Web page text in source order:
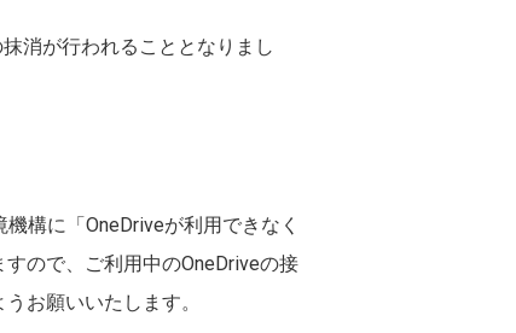
消が行われることとなりまし
構に「OneDriveが利用できなく
ので、ご利用中のOneDriveの接
お願いいたします。